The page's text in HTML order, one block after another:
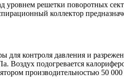
уровнем решетки поворотных
коллектор
контроля давления и
Воздух подогревается
производительностью 50